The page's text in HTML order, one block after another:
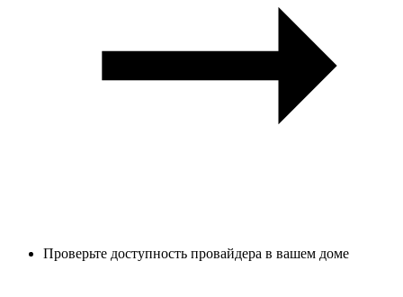
Проверьте доступность провайдера в вашем доме